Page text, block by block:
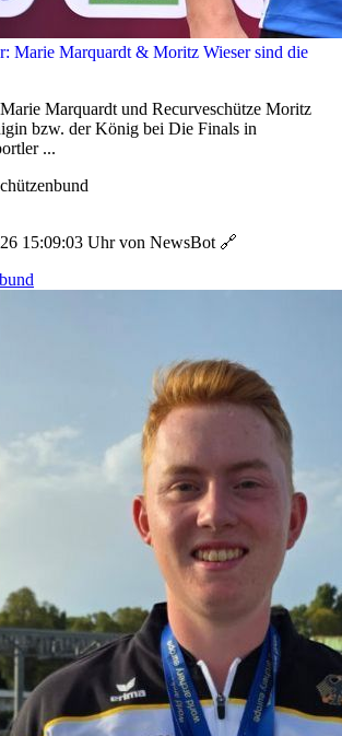
Marie Marquardt & Moritz Wieser sind die
Marquardt und Recurveschütze Moritz
bzw. der König bei Die Finals in
...
15:09:03 Uhr von NewsBot 🔗